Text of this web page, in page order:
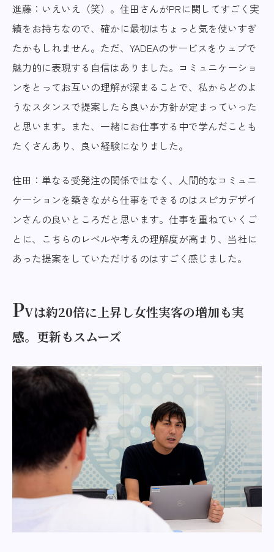
進藤：いえいえ（笑）。住田さんがPRに関してすごく実
績をお持ちなので、確かに最初はちょっと気を使いすぎ
たかもしれません。ただ、YADEAのサービスをウェブで
魅力的に表現する自信はありました。コミュニケーショ
ンをとってお互いの理解が深まることで、私からどのよ
うなスタンスで提案したら良いか方針が定まっていった
と思います。また、一緒にお仕事する中で学んだことも
たくさんあり、良い経験になりました。
住田：単なる受発注の関係ではなく、人間的なコミュニ
ケーションを築きながら仕事をできるのはスピカデザイ
ンさんの良いところだと思います。仕事を重ねていくご
とに、こちらのレベルや考えの理解度が高まり、当社に
あった提案をしていただけるのはすごく感じました。
PVは約20倍に上昇し女性実客の増加も実
感。更新もスムーズ